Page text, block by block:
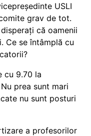
USLI
grav de tot.
că oamenii
Ce se întâmplă cu
cu 9.70 la
prea sunt mari
nu sunt posturi
a profesorilor